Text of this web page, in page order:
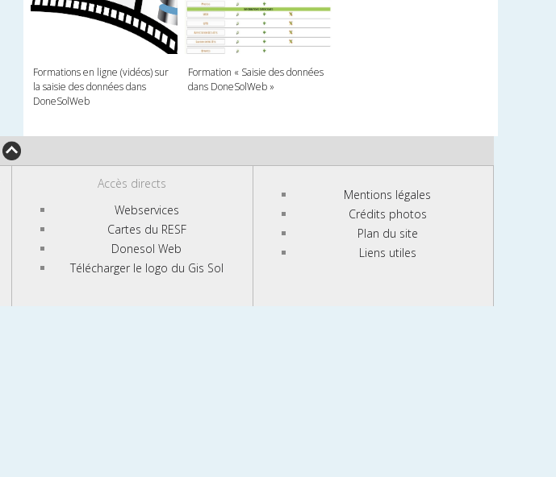
Formations en ligne (vidéos) sur
la saisie des données dans
DoneSolWeb
Formation « Saisie des données
dans DoneSolWeb »
Accès directs
Webservices
Cartes du RESF
Donesol Web
Télécharger le logo du Gis Sol
Mentions légales
Crédits photos
Plan du site
Liens utiles